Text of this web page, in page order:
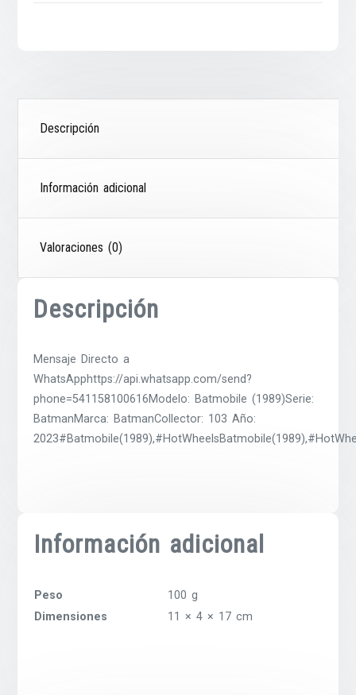
Descripción
Información adicional
Valoraciones (0)
Descripción
Mensaje Directo a
WhatsApphttps://api.whatsapp.com/send?
phone=541158100616Modelo: Batmobile (1989)Serie:
BatmanMarca: BatmanCollector: 103 Año:
Información adicional
Peso
100 g
Dimensiones
11 × 4 × 17 cm